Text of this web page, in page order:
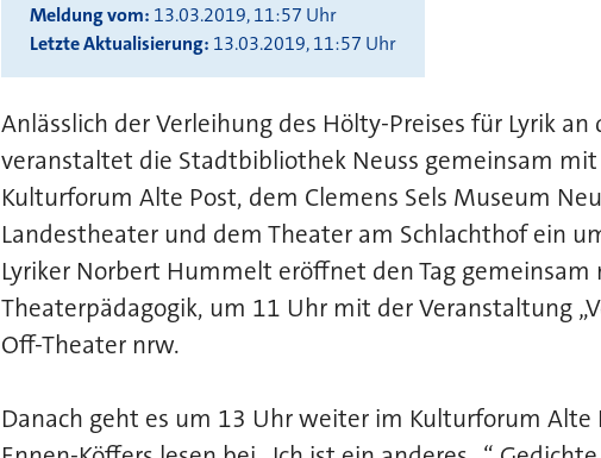
Meldung vom 13.03.2019, 11:57 Uhr
Letzte Aktualisierung 13.03.2019, 11:57 Uhr
Anlässlich der Verleihung des Hölty-Preises für Lyrik
veranstaltet die Stadtbibliothek Neuss gemeinsam
Kulturforum Alte Post, dem Clemens Sels Museum
Landestheater und dem Theater am Schlachthof ein
Lyriker Norbert Hummelt eröffnet den Tag
Theaterpädagogik, um 11 Uhr mit der Veranstaltung
Off-Theater nrw.
Danach geht es um 13 Uhr weiter im Kulturforum Alte